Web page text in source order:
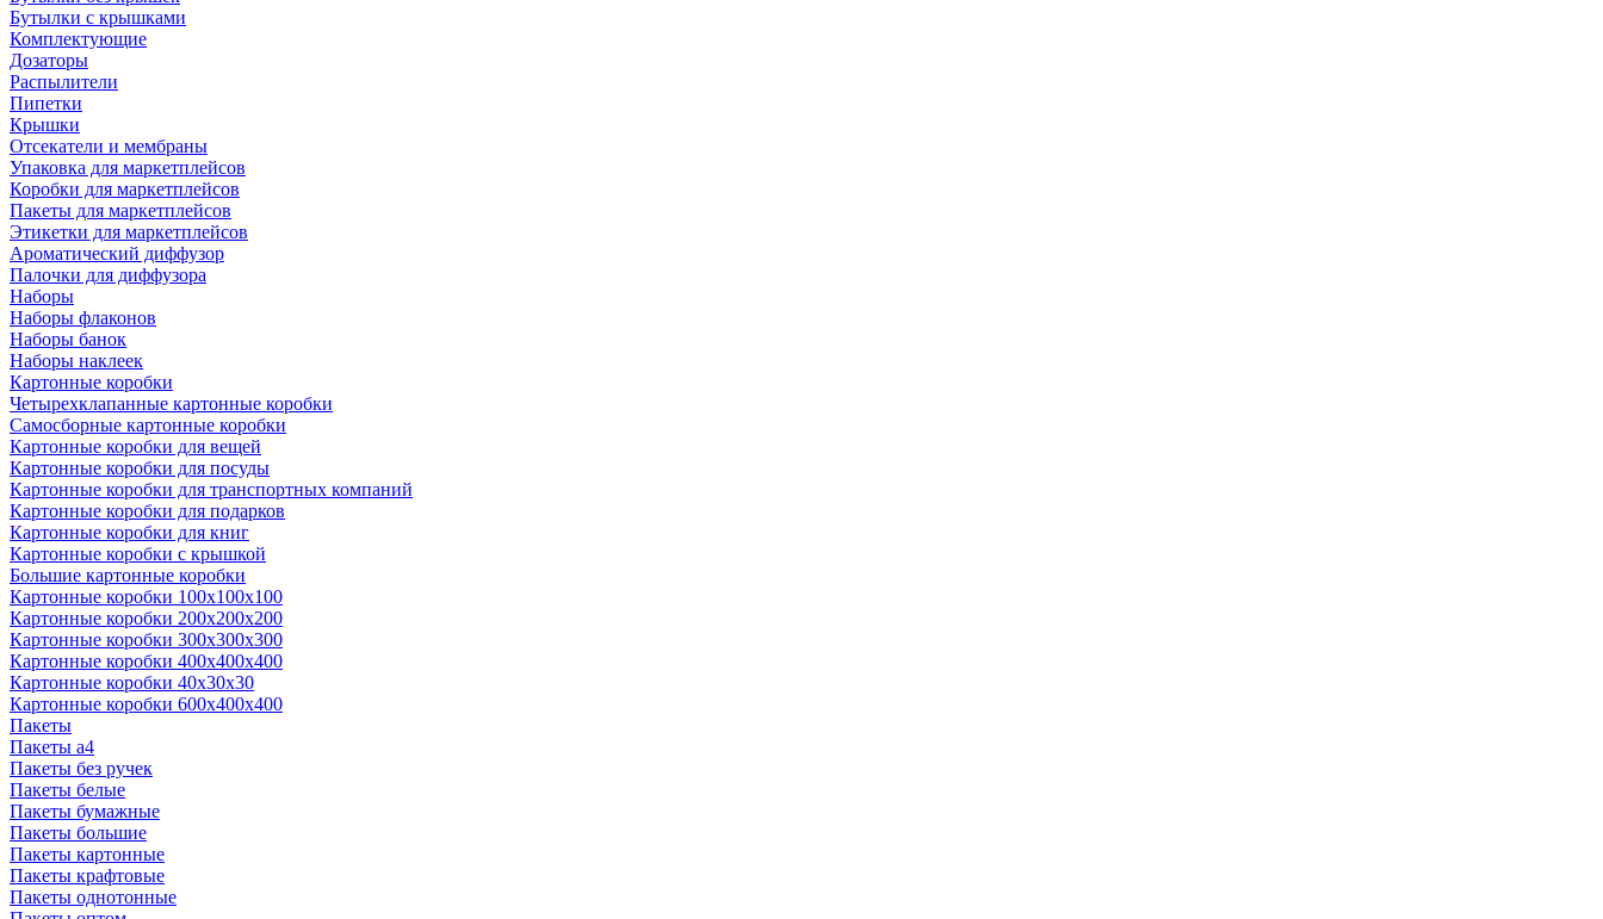
Бутылки с крышками
Комплектующие
Дозаторы
Распылители
Пипетки
Крышки
Отсекатели и мембраны
Упаковка для маркетплейсов
Коробки для маркетплейсов
Пакеты для маркетплейсов
Этикетки для маркетплейсов
Ароматический диффузор
Палочки для диффузора
Наборы
Наборы флаконов
Наборы банок
Наборы наклеек
Картонные коробки
Четырехклапанные картонные коробки
Самосборные картонные коробки
Картонные коробки для вещей
Картонные коробки для посуды
Картонные коробки для транспортных компаний
Картонные коробки для подарков
Картонные коробки для книг
Картонные коробки с крышкой
Большие картонные коробки
Картонные коробки 100x100x100
Картонные коробки 200x200x200
Картонные коробки 300x300x300
Картонные коробки 400x400x400
Картонные коробки 40x30x30
Картонные коробки 600x400x400
Пакеты
Пакеты а4
Пакеты без ручек
Пакеты белые
Пакеты бумажные
Пакеты большие
Пакеты картонные
Пакеты крафтовые
Пакеты однотонные